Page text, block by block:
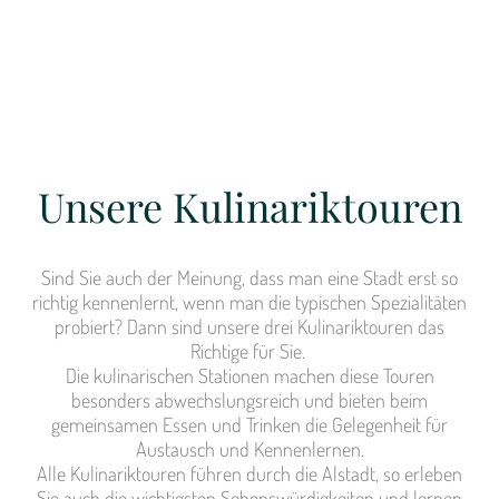
Unsere Kulinariktouren
Sind Sie auch der Meinung, dass man eine Stadt erst so
richtig kennenlernt, wenn man die typischen Spezialitäten
probiert? Dann sind unsere drei Kulinariktouren das
Richtige für Sie.
Die kulinarischen Stationen machen diese Touren
besonders abwechslungsreich und bieten beim
gemeinsamen Essen und Trinken die Gelegenheit für
Austausch und Kennenlernen.
Alle Kulinariktouren führen durch die Alstadt, so erleben